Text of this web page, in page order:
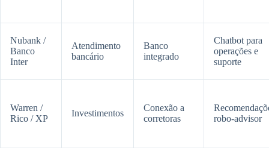
Nubank /
Banco
Inter
Atendimento
bancário
Banco
integrado
Chatbot para
operações e
suporte
Warren /
Rico / XP
Investimentos
Conexão a
corretoras
robo-advisor